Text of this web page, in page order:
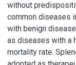
without
common diseases
with benign
as diseases with a
mortality rate.